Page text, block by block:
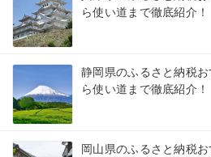
ら使い道まで徹底紹介！
静岡県のふるさと納税
ら使い道まで徹底紹介！
岡山県のふるさと納税